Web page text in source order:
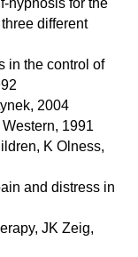
hypnosis for the
different
in the control of
2004
1991
K Olness,
and distress in
JK Zeig,